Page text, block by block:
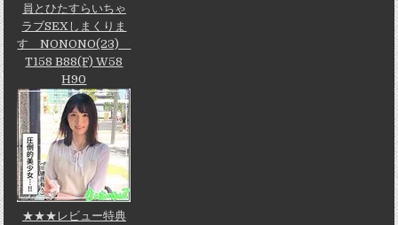
員とひたすらいちゃ
ラブSEXしまくりま
す NONONO(23)
T158 B88(F) W58
H90
★★★レビュー特典